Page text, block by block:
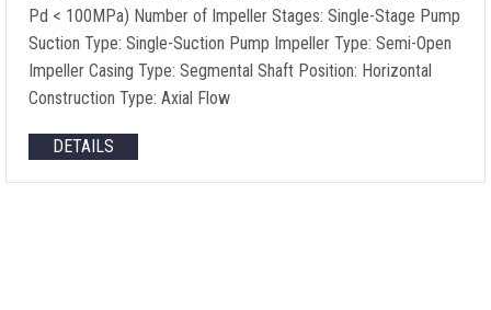
Pd < 100MPa) Number of Impeller Stages: Single-Stage Pump
Suction Type: Single-Suction Pump Impeller Type: Semi-Open
Impeller Casing Type: Segmental Shaft Position: Horizontal
Construction Type: Axial Flow
DETAILS